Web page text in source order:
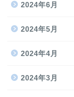
2024年6月
2024年5月
2024年4月
2024年3月